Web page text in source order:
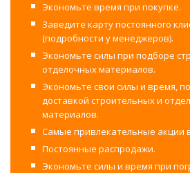
Экономьте время при покупке.
Заведите карту постоянного
(подробности у менеджеров).
Экономьте силы при подборе
отделочных материалов.
Экономьте свои силы и время,
доставкой строительных и
материалов.
Самые привлекательные акции
Постоянные распродажи.
Экономьте силы и время при